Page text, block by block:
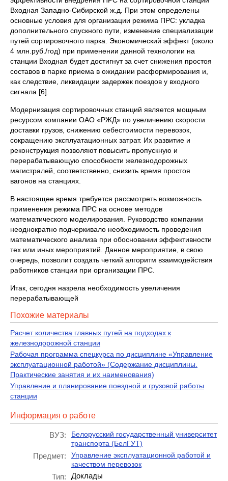
Входная Западно-Сибирской ж.д. При этом определены
основные условия для организации режима ПРС: укладка
дополнительного спускного пути, изменение специализации
путей сортировочного парка. Экономический эффект (около
4 млн.руб./год) при применении данной технологии на
станции Входная будет достигнут за счет снижения простоя
составов в парке приема в ожидании расформирования и,
как следствие, ликвидации задержек поездов у входного
сигнала [6].
Модернизация сортировочных станций является мощным
ресурсом компании ОАО «РЖД» по увеличению скорости
доставки грузов, снижению себестоимости перевозок,
сокращению эксплуатационных затрат. Их развитие и
реконструкция позволяют повысить пропускную и
перерабатывающую способности железнодорожных
магистралей, соответственно, снизить время простоя
вагонов на станциях.
В настоящее время требуется рассмотреть возможность
применения режима ПРС на основе методов
математического моделирования. Руководство компании
неоднократно подчеркивало необходимость проведения
математического анализа при обосновании эффективности
тех или иных мероприятий. Данное мероприятие, в свою
очередь, позволит создать четкий алгоритм взаимодействия
работников станции при организации ПРС.
Итак, сегодня назрела необходимость увеличения
перерабатывающей
Похожие материалы
Расчет количества главных путей на подходах к
железнодорожной станции
Рабочая программа спецкурса по дисциплине «Управление
эксплуатационной работой» (Содержание дисциплины.
Практические занятия и их наименования)
Управление и планирование поездной и грузовой работы
станции
Информация о работе
ВУЗ:
Белорусский государственный университет
транспорта (БелГУТ)
Предмет:
Управление эксплуатационной работой и
качеством перевозок
Тип: Доклады